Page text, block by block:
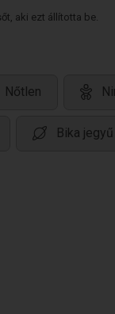
aki ezt állította be.
Nőtlen
Bika jegyű